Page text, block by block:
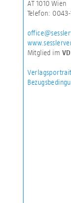
AT 1010 Wien
Telefon:
Mitglied im